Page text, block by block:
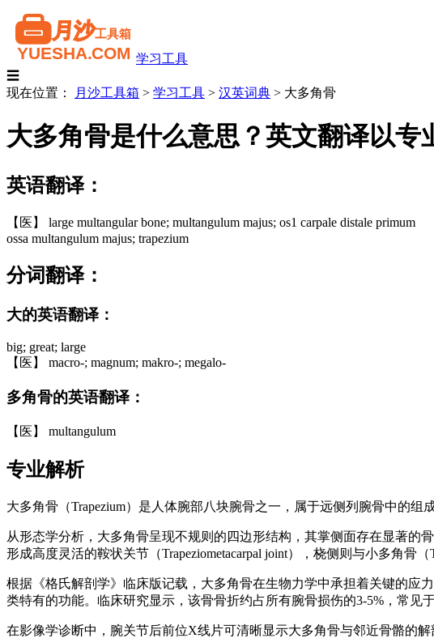
学习工具
☰
现在位置：
月沙工具箱 > 学习工具 > 汉英词典 > 大多角骨
大多角骨是什么意思？英文翻译以专
英语翻译：
【医】 large multangular bone; multangulum majus; os1 carpale distale primum
ossa multangulum majus; trapezium
分词翻译：
大的英语翻译：
big; great; large
【医】 macro-; magnum; makro-; megalo-
多角骨的英语翻译：
【医】 multangulum
专业解析
大多角骨（Trapezium）是人体腕部八块腕骨之一，属于远侧列腕骨中的
从形态学分析，大多角骨呈现不规则的四边形结构，其掌侧面存在显著的
形成高度灵活的鞍状关节（Trapeziometacarpal joint），桡侧则与小多角骨（
根据《格氏解剖学》临床版记载，大多角骨在生物力学中承担着关键的应
类特有的功能。临床研究显示，该骨骨折约占所有腕骨损伤的3-5%，常见
在影像学诊断中，腕关节后前位X线片可清晰显示大多角骨与邻近骨骼的